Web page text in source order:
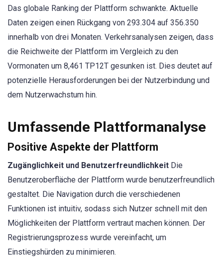
Das globale Ranking der Plattform schwankte. Aktuelle
Daten zeigen einen Rückgang von 293.304 auf 356.350
innerhalb von drei Monaten. Verkehrsanalysen zeigen, dass
die Reichweite der Plattform im Vergleich zu den
Vormonaten um 8,461 TP12T gesunken ist. Dies deutet auf
potenzielle Herausforderungen bei der Nutzerbindung und
dem Nutzerwachstum hin.
Umfassende Plattformanalyse
Positive Aspekte der Plattform
Zugänglichkeit und Benutzerfreundlichkeit Die
Benutzeroberfläche der Plattform wurde benutzerfreundlich
gestaltet. Die Navigation durch die verschiedenen
Funktionen ist intuitiv, sodass sich Nutzer schnell mit den
Möglichkeiten der Plattform vertraut machen können. Der
Registrierungsprozess wurde vereinfacht, um
Einstiegshürden zu minimieren.